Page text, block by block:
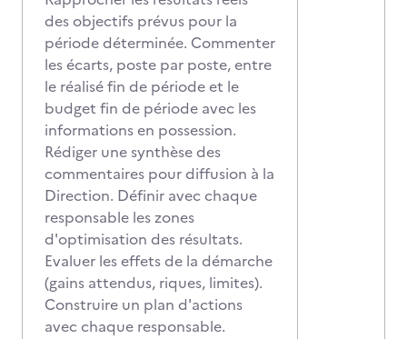
des objectifs prévus pour la
période déterminée. Commenter
les écarts, poste par poste, entre
le réalisé fin de période et le
budget fin de période avec les
informations en possession.
Rédiger une synthèse des
commentaires pour diffusion à la
Direction. Définir avec chaque
responsable les zones
d'optimisation des résultats.
Evaluer les effets de la démarche
(gains attendus, riques, limites).
Construire un plan d'actions
avec chaque responsable.